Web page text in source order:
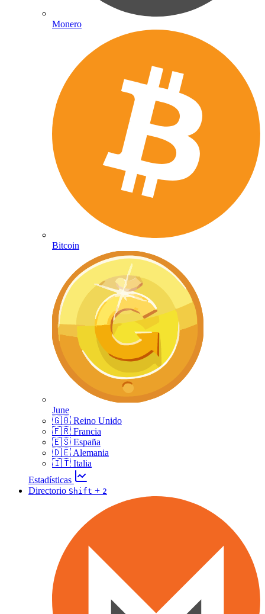
Monero
Bitcoin
June
🇬🇧 Reino Unido
🇫🇷 Francia
🇪🇸 España
🇩🇪 Alemania
🇮🇹 Italia
Estadísticas
Directorio Shift + 2